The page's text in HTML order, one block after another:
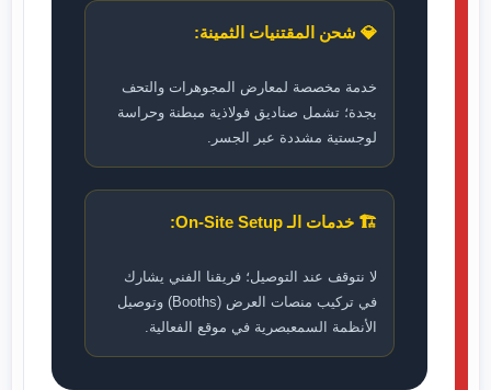
💎 شحن المقتنيات الثمينة:
خدمة مخصصة لمعارض المجوهرات والتحف
بجدة؛ تشمل صناديق فولاذية مبطنة وحراسة
لوجستية مشددة عبر الجسر.
🏗️ خدمات الـ On-Site Setup:
لا نتوقف عند التوصيل؛ فريقنا الفني يشارك
في تركيب منصات العرض (Booths) وتوصيل
الأنظمة السمعبصرية في موقع الفعالية.